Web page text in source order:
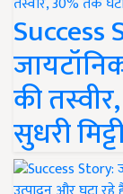
की
सुधरी